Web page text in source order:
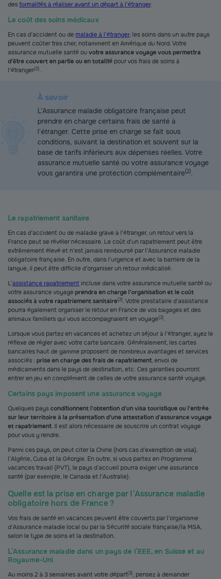
desformalités à réaliser avant un départ à l’étranger.
Le coût des soins médicaux
En cas d’accident ou de maladie à l’étranger, les soins dans un autre pays
peuvent coûter très cher, notamment en Amérique du Nord. Votre
assurance mutuelle santé ou votre assurance voyage vous permettra
d’être couvert en partie ou en totalité pour vos frais de soins à
l’étranger(2).
À savoir
L’Assurance maladie obligatoire française peut
prendre en charge certains frais de santé à
l’étranger. Cette prise en charge se fait sous
conditions, suivant la destination et souvent sur la
base de tarifs inférieurs aux dépenses réelles. Votre
assurance mutuelle santé ou votre assurance voyage
vous garantira une protection complémentaire(2).
Le rapatriement sanitaire
En cas d’accident ou de maladie grave à l’étranger, un retour vers la
France peut se révéler nécessaire. Le coût d’un rapatriement peut être
extrêmement élevé et n’est jamais remboursé par l’Assurance maladie
obligatoire française. En outre, dans l’urgence et avec la barrière de la
langue, il peut être difficile d’organiser un retour médicalisé.
L’assistance rapatriement incluse dans votre assurance mutuelle santé ou
votre assurance voyageprendra en charge l’organisation et le coût
associés à votre rapatriement sanitaire(2). Votre prestataire d’assistance
pourra également organiser le retour en France de vos bagages et des
animaux familiers qui vous accompagnaient en voyage(2).
Lorsque vous partez en vacances et achetez un séjour à l’étranger, ayez le
réflexe de régler avec votre carte bancaire. Généralement, les cartes
bancaires haut de gamme proposent de nombreux avantages et services
associés : prise en charge des frais de rapatriement, envoi de
médicaments dans le pays de destination, etc. Ces garanties pourront
entrer en jeu en complément de celles de votre assurance santé voyage.
Certains pays imposent une assurance voyage
Quelques paysconditionnent l’obtention d’un visa touristique ou l’entrée
sur leur territoire à la présentation d’une attestation d’assurance voyage
et rapatriement. Il est alors nécessaire de souscrire un contrat voyage
pour vous y rendre.
Parmi ces pays, on peut citer la Chine (hors cas d’exemption de visa),
l’Algérie, Cuba et la Géorgie. En outre, si vous partez en Programme
vacances travail (PVT), le pays d’accueil pourra exiger une assurance
santé (par exemple, le Canada et l’Australie).
Quelle est la prise en charge par l’Assurance maladie
obligatoire hors de France ?
Vos frais de santé en vacances peuvent être couverts par l’organisme
d’Assurance maladie local ou par la Sécurité sociale française/la MSA,
selon le type de soins et la destination.
L’Assurance maladie dans un pays de l’EEE, en Suisse et au
Royaume-Uni
Au moins 2 à 3 semaines avant votre départ(3), pensez à demander